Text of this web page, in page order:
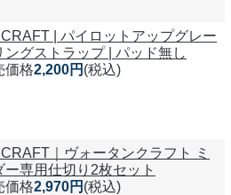
| パイロットアップグレー
ングストラップ | パッド無し
価格2,200円 (税込)
｜ヴォータンクラフト ミ
ー専用仕切り2枚セット
価格2,970円 (税込)